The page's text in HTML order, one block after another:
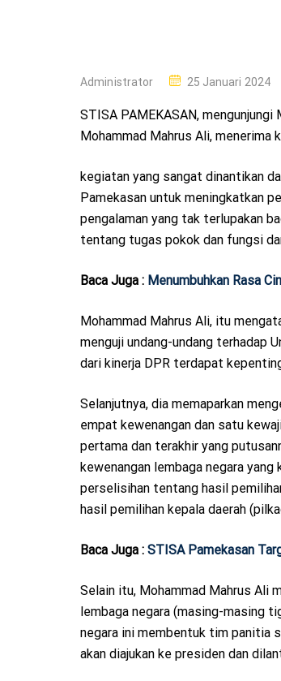
Administrator
P
S
T
D
O
N
25 Januari 2024
STISA PAMEKASAN,
Mohammad Mahrus Ali, menerima
kegiatan yang sangat dinantikan
Pamekasan untuk meningkatkan
pengalaman yang tak terlupakan
tentang tugas pokok dan fungsi
Baca Juga : Menumbuhkan Rasa
Mohammad Mahrus Ali, itu
menguji undang-undang terhadap
dari kinerja DPR terdapat
Selanjutnya, dia memaparkan
empat kewenangan dan satu
pertama dan terakhir yang
kewenangan lembaga negara
perselisihan tentang hasil
hasil pemilihan kepala daerah
Baca Juga : STISA Pamekasan
Selain itu, Mohammad Mahrus Ali
lembaga negara (masing-masing
negara ini membentuk tim panitia
akan diajukan ke presiden dan